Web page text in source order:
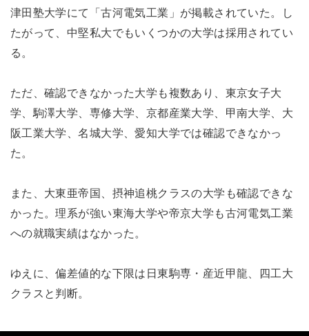
津田塾大学にて「古河電気工業」が掲載されていた。し
たがって、中堅私大でもいくつかの大学は採用されてい
る。
ただ、確認できなかった大学も複数あり、東京女子大
学、駒澤大学、専修大学、京都産業大学、甲南大学、大
阪工業大学、名城大学、愛知大学では確認できなかっ
た。
また、大東亜帝国、摂神追桃クラスの大学も確認できな
かった。理系が強い東海大学や帝京大学も古河電気工業
への就職実績はなかった。
ゆえに、偏差値的な下限は日東駒専・産近甲龍、四工大
クラスと判断。